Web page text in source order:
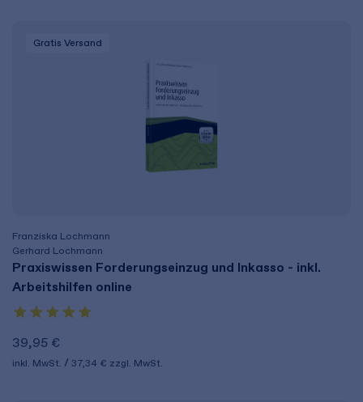
Gratis Versand
Franziska Lochmann
Gerhard Lochmann
Praxiswissen Forderungseinzug und Inkasso - inkl.
Arbeitshilfen online
39,95 €
inkl. MwSt. 37,34 € zzgl. MwSt.